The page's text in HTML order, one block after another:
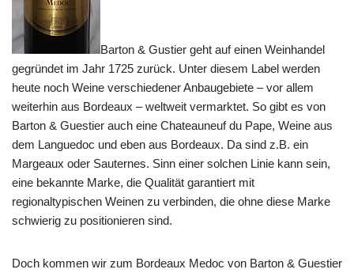
Barton & Gustier geht auf einen Weinhandel
gegründet im Jahr 1725 zurück. Unter diesem Label werden
heute noch Weine verschiedener Anbaugebiete – vor allem
weiterhin aus Bordeaux – weltweit vermarktet. So gibt es von
Barton & Guestier auch eine Chateauneuf du Pape, Weine aus
dem Languedoc und eben aus Bordeaux. Da sind z.B. ein
Margeaux oder Sauternes. Sinn einer solchen Linie kann sein,
eine bekannte Marke, die Qualität garantiert mit
regionaltypischen Weinen zu verbinden, die ohne diese Marke
schwierig zu positionieren sind.
Doch kommen wir zum Bordeaux Medoc von Barton & Guestier